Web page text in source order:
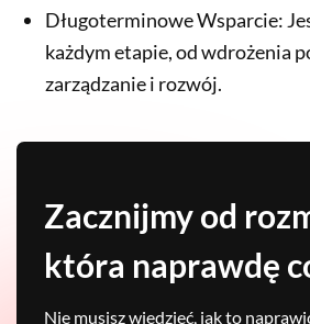
Długoterminowe Wsparcie:
każdym etapie, od wdrożenia
zarządzanie i rozwój.
Zacznijmy od
która naprawdę
Nie musisz wiedzieć, jak to